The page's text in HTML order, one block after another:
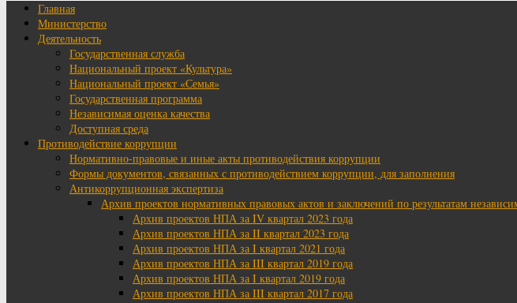
Главная
Министерство
Деятельность
Государственная служба
Национальный проект «Культура»
Национальный проект «Семья»
Государственная программа
Независимая оценка качества
Доступная среда
Противодействие коррупции
Нормативно-правовые и иные акты противодействия коррупции
Формы документов, связанных с противодействием коррупции, для заполнения
Антикоррупционная экспертиза
Архив проектов нормативных правовых актов и заключений по результатам
Архив проектов НПА за IV квартал 2023 года
Архив проектов НПА за II квартал 2023 года
Архив проектов НПА за I квартал 2021 года
Архив проектов НПА за III квартал 2019 года
Архив проектов НПА за I квартал 2019 года
Архив проектов НПА за III квартал 2017 года